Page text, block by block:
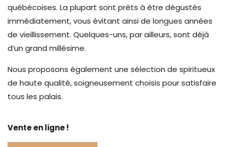
québécoises. La plupart sont prêts à être dégustés
immédiatement, vous évitant ainsi de longues années
de vieillissement. Quelques-uns, par ailleurs, sont déjà
d’un grand millésime.
Nous proposons également une sélection de spiritueux
de haute qualité, soigneusement choisis pour satisfaire
tous les palais.
Vente en ligne !